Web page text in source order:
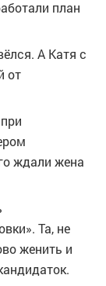
план
А Катя с
от
ждали жена
Та, не
женить и